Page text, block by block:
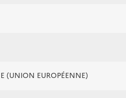
(UNION EUROPÉENNE)